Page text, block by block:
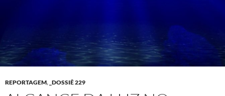
REPORTAGEM, _DOSSIÊ 229